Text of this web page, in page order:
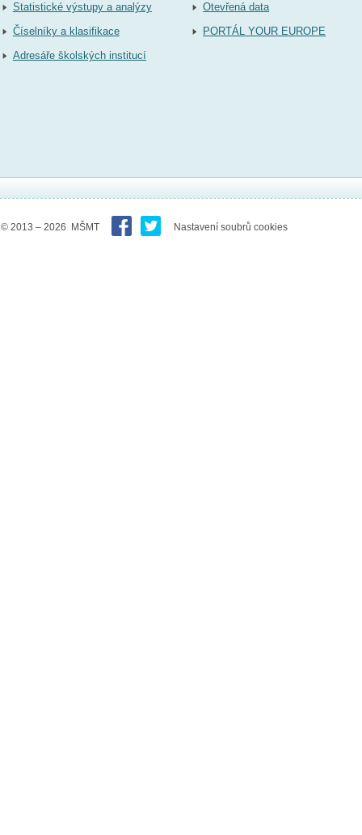
Statistické výstupy a analýzy
Číselníky a klasifikace
Adresáře školských institucí
Otevřená data
PORTÁL YOUR EUROPE
© 2013 – 2026 MŠMT Nastavení soubrů cookies